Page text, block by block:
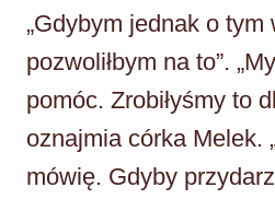
„Gdybym jednak o tym
pozwoliłbym na to”.
pomóc. Zrobiłyśmy to
oznajmia córka Melek.
mówię. Gdyby